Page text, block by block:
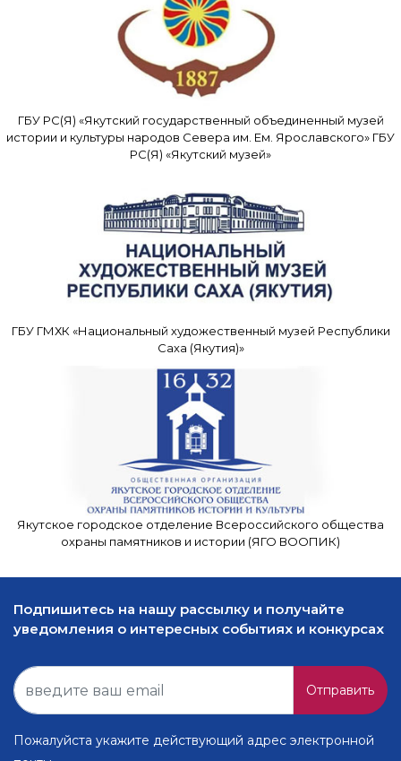
ГБУ РС(Я) «Якутский государственный объединенный музей
истории и культуры народов Севера им. Ем. Ярославского» ГБУ
РС(Я) «Якутский музей»
ГБУ ГМХК «Национальный художественный музей Республики
Саха (Якутия)»
Якутское городское отделение Всероссийского общества
охраны памятников и истории (ЯГО ВООПИК)
Подпишитесь на нашу рассылку и получайте
уведомления о интересных событиях и конкурсах
Отправить
Пожалуйста укажите действующий адрес электронной